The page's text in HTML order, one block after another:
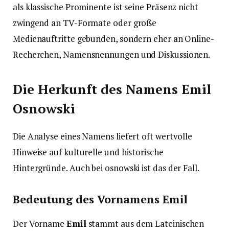
als klassische Prominente ist seine Präsenz nicht
zwingend an TV-Formate oder große
Medienauftritte gebunden, sondern eher an Online-
Recherchen, Namensnennungen und Diskussionen.
Die Herkunft des Namens Emil
Osnowski
Die Analyse eines Namens liefert oft wertvolle
Hinweise auf kulturelle und historische
Hintergründe. Auch bei osnowski ist das der Fall.
Bedeutung des Vornamens Emil
Der Vorname Emilstammt aus dem Lateinischen